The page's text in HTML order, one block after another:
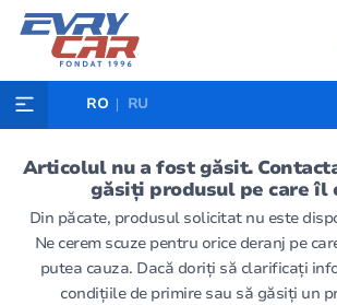
RO RU
Articolul nu a fost găsit.
găsiți produsul pe care îl
Din păcate, produsul solicitat nu este
Ne cerem scuze pentru orice deranj pe
putea cauza. Dacă doriți să clarificați
condițiile de primire sau să găsiți un